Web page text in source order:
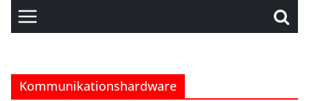
Kommunikationshardware